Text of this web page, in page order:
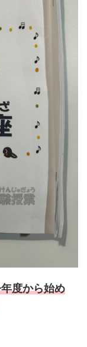
度から始め